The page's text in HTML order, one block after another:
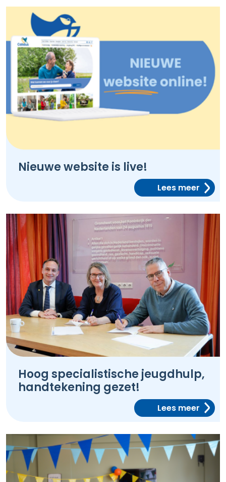
Nieuwe website is live!
Lees meer
Hoog specialistische jeugdhulp,
handtekening gezet!
Lees meer